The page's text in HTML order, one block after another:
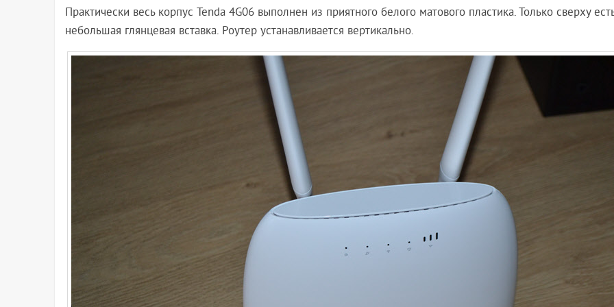
Практически весь корпус Tenda 4G06 выполнен из приятного белого матового пластика. Только сверху
небольшая глянцевая вставка. Роутер устанавливается вертикально.